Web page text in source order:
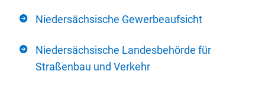
Niedersächsische Gewerbeaufsicht
Niedersächsische Landesbehörde für
Straßenbau und Verkehr